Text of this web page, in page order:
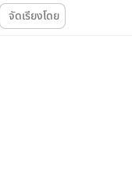
จัดเรียงโดย